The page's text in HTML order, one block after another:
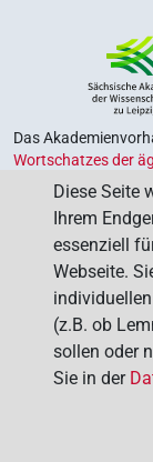
Das
Wortschatzes der
Alten Ägypten‟
ist
das Programm von
Wissenschaften.
Diese Seite
Ihrem
essenziell
Webseite.
(z.B. ob
sollen oder
Sie in der